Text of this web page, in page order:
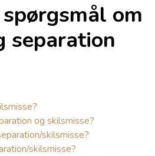
om
separation
og skilsmisse?
skilsmisse?
skilsmisse?